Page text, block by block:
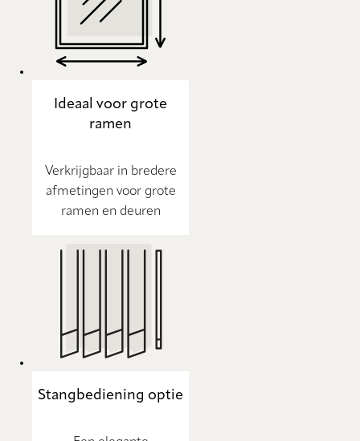
Ideaal voor grote
ramen
Verkrijgbaar in bredere
afmetingen voor grote
ramen en deuren
Stangbediening optie